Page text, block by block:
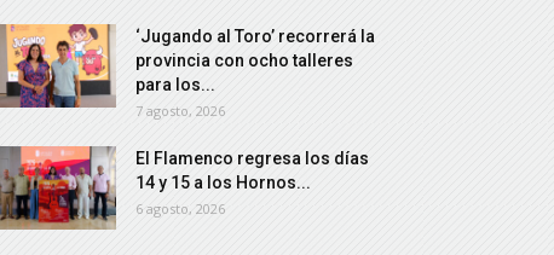
‘Jugando al Toro’ recorrerá la
provincia con ocho talleres
para los...
7 agosto, 2026
El Flamenco regresa los días
14 y 15 a los Hornos...
6 agosto, 2026